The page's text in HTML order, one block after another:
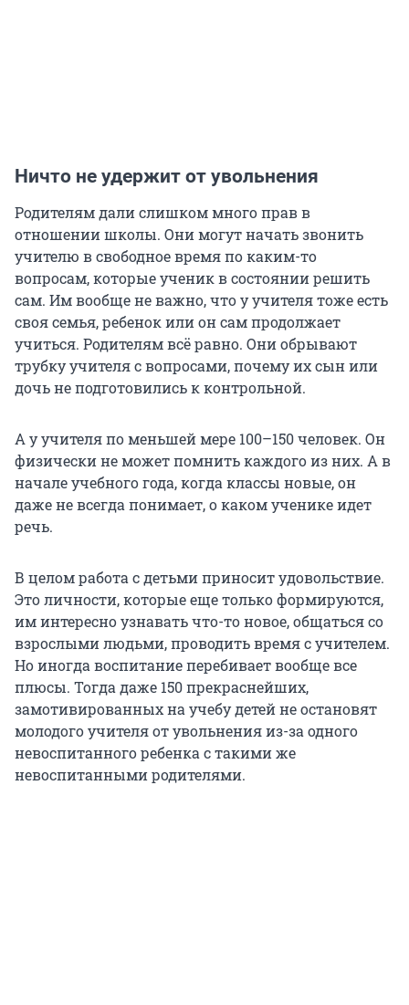
Ничто не удержит от увольнения
Родителям дали слишком много прав в
отношении школы. Они могут начать звонить
учителю в свободное время по каким-то
вопросам, которые ученик в состоянии решить
сам. Им вообще не важно, что у учителя тоже есть
своя семья, ребенок или он сам продолжает
учиться. Родителям всё равно. Они обрывают
трубку учителя с вопросами, почему их сын или
дочь не подготовились к контрольной.
А у учителя по меньшей мере 100–150 человек. Он
физически не может помнить каждого из них. А в
начале учебного года, когда классы новые, он
даже не всегда понимает, о каком ученике идет
речь.
В целом работа с детьми приносит удовольствие.
Это личности, которые еще только формируются,
им интересно узнавать что-то новое, общаться со
взрослыми людьми, проводить время с учителем.
Но иногда воспитание перебивает вообще все
плюсы. Тогда даже 150 прекраснейших,
замотивированных на учебу детей не остановят
молодого учителя от увольнения из-за одного
невоспитанного ребенка с такими же
невоспитанными родителями.